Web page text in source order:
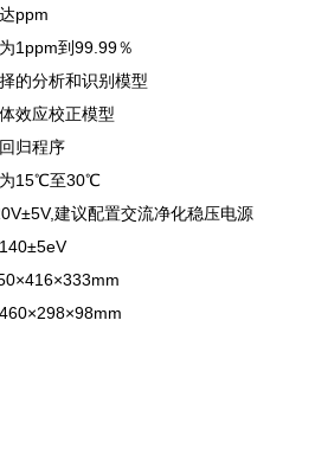
ppm
1ppm到99.99％
的分析和识别模型
效应校正模型
归程序
为15℃至30℃
建议配置交流净化稳压电源